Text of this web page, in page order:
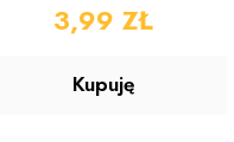
CENA
3,99 ZŁ
Kupuję